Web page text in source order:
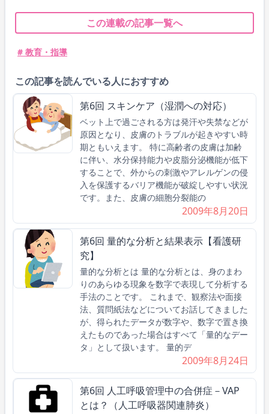
この連載の記事一覧へ
# 教育・指導
この記事を読んでいる人におすすめ
第6回 スキンケア（湿潤への対応）
ベット上で過ごされる方は発汗や失禁などが
原因となり、皮膚のトラブルが起きやすい時
期ともいえます。 特に高齢者の皮膚は加齢
に伴い、水分保持能力や皮脂分泌機能が低下
することで、外からの刺激やアレルゲンの侵
入を保護するバリア機能が破綻しやすい状況
です。また、皮膚の細胞分裂能の
2009年8月20日
第6回 量的な分析と結果表示【看護研
究】
量的な分析とは 量的な分析とは、身のまわ
りのあらゆる現象を数字で表現して分析する
手法のことです。 これまで、観察法や面接
法、質問紙法などについてお話してきました
が、得られたデータが数字や、数字で置き換
えたものであった場合はすべて「量的なデー
タ」として扱います。 量的デ
2009年8月24日
第6回 人工呼吸管理中の合併症－VAP
とは？（人工呼吸器関連肺炎）